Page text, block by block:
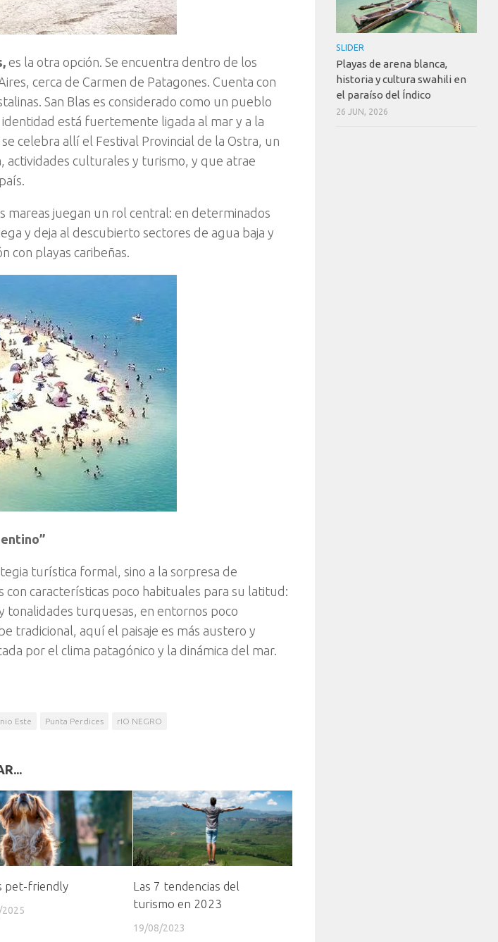
es la otra opción. Se encuentra dentro de los
cerca de Carmen de Patagones. Cuenta con
San Blas es considerado como un pueblo
está fuertemente ligada al mar y a la
celebra allí el Festival Provincial de la Ostra, un
actividades culturales y turismo, y que atrae
mareas juegan un rol central: en determinados
y deja al descubierto sectores de agua baja y
con playas caribeñas.
turística formal, sino a la sorpresa de
características poco habituales para su latitud:
tonalidades turquesas, en entornos poco
tradicional, aquí el paisaje es más austero y
por el clima patagónico y la dinámica del mar.
Este Punta Perdices rIO NEGRO
pet-friendly
Las 7 tendencias del
turismo en 2023
19/08/2023
SLIDER
Playas de arena blanca,
historia y cultura swahili en
el paraíso del Índico
26 JUN, 2026